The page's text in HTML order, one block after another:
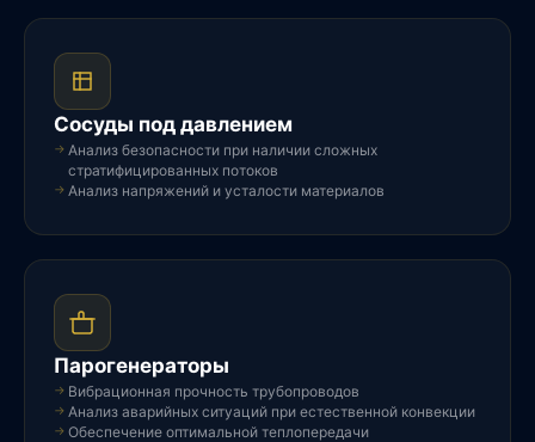
Сосуды под давлением
Анализ безопасности при наличии сложных
стратифицированных потоков
Анализ напряжений и усталости материалов
Парогенераторы
Вибрационная прочность трубопроводов
Анализ аварийных ситуаций при естественной конвекции
Обеспечение оптимальной теплопередачи